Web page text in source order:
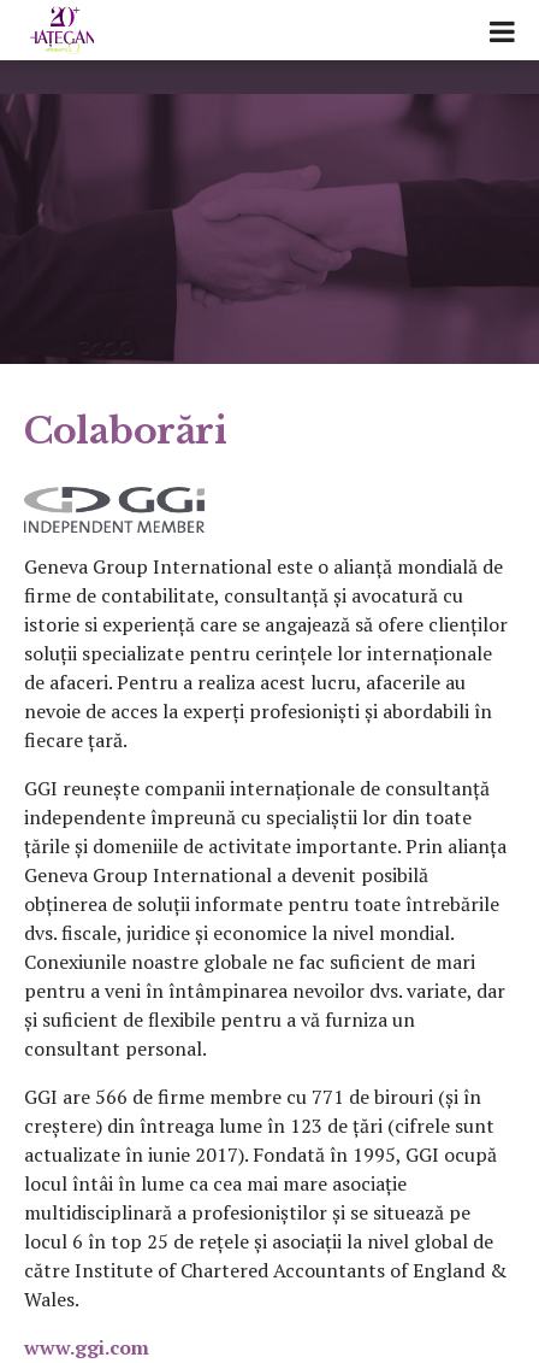
Colaborări
Geneva Group International este o alianță mondială de
firme de contabilitate, consultanță și avocatură cu
istorie si experiență care se angajează să ofere clienților
soluții specializate pentru cerințele lor internaționale
de afaceri. Pentru a realiza acest lucru, afacerile au
nevoie de acces la experți profesioniști și abordabili în
fiecare țară.
GGI reunește companii internaționale de consultanță
independente împreună cu specialiștii lor din toate
țările și domeniile de activitate importante. Prin alianța
Geneva Group International a devenit posibilă
obținerea de soluții informate pentru toate întrebările
dvs. fiscale, juridice și economice la nivel mondial.
Conexiunile noastre globale ne fac suficient de mari
pentru a veni în întâmpinarea nevoilor dvs. variate, dar
și suficient de flexibile pentru a vă furniza un
consultant personal.
GGI are 566 de firme membre cu 771 de birouri (și în
creștere) din întreaga lume în 123 de țări (cifrele sunt
actualizate în iunie 2017). Fondată în 1995, GGI ocupă
locul întâi în lume ca cea mai mare asociație
multidisciplinară a profesioniștilor și se situează pe
locul 6 în top 25 de rețele și asociații la nivel global de
către Institute of Chartered Accountants of England &
Wales.
www.ggi.com